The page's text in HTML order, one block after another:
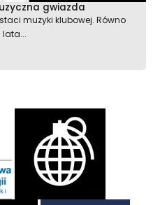
gwiazda
muzyki klubowej. Równo